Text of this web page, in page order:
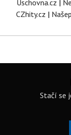
Úschovna.cz |
CZhity.cz |
Stačí se